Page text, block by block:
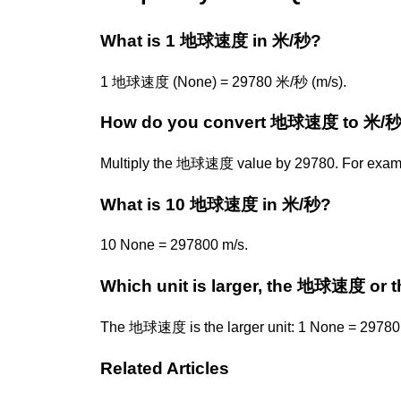
What is 1 地球速度 in 米/秒?
1 地球速度 (None) = 29780 米/秒 (m/s).
How do you convert 地球速度 to 米/
Multiply the 地球速度 value by 29780. For
What is 10 地球速度 in 米/秒?
10 None = 297800 m/s.
Which unit is larger, the 地球速度 or
The 地球速度 is the larger unit: 1 None =
Related Articles